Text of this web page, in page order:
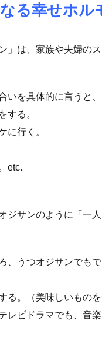
なる幸せホ
」は、家族や夫婦の
いを具体的に言うと、
する。
に行く。
etc.
ジサンのように「一
、うつオジサンでも
る。（美味しいもの
レビドラマでも、音